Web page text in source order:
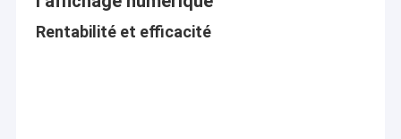
Rentabilité et efficacité